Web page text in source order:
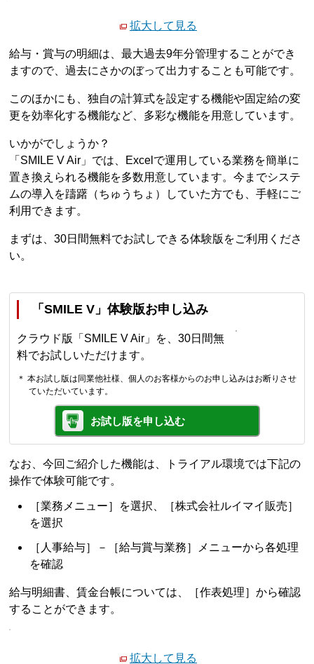
拡大して見る
給与・賞与の明細は、最大過去9年分管理することができ
ますので、過去にさかのぼって出力することも可能です。
このほかにも、独自の計算式を設定する機能や固定給の変
更を効率化する機能など、多彩な機能を用意しています。
いかがでしょうか？
「SMILE V Air」では、Excelで運用している業務を簡単に
置き換えられる機能を多数用意しています。今までシステ
ムの導入を躊躇（ちゅうちょ）していた方でも、手軽にご
利用できます。
まずは、30日間無料でお試しできる体験版をご利用くださ
い。
「SMILE V」体験版お申し込み
クラウド版「SMILE V Air」を、30日間無
料でお試しいただけます。
＊ 本お試し版は同業他社様、個人のお客様からのお申し込みはお断りさせ
ていただいています。
お試し版を申し込む
なお、今回ご紹介した機能は、トライアル環境では下記の
操作で体験可能です。
［業務メニュー］を選択、［株式会社ルイマイ販売］
を選択
［人事給与］－［給与賞与業務］メニューから各処理
を確認
給与明細書、賃金台帳については、［作表処理］から確認
することができます。
拡大して見る